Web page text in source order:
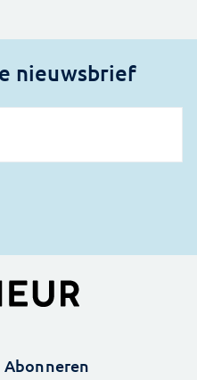
nieuwsbrief
Abonneren